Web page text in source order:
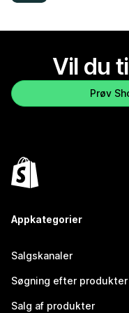
Vil du
Prøv
Appkategorier
Salgskanaler
Søgning efter produkter
Salg af produkter